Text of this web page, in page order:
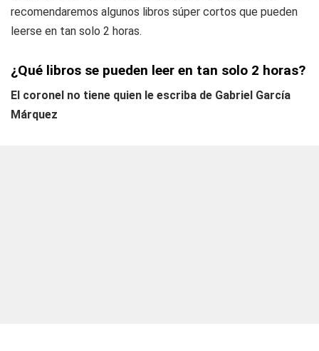
recomendaremos algunos libros súper cortos que pueden
leerse en tan solo 2 horas.
¿Qué libros se pueden leer en tan solo 2 horas?
El coronel no tiene quien le escriba de Gabriel García
Márquez